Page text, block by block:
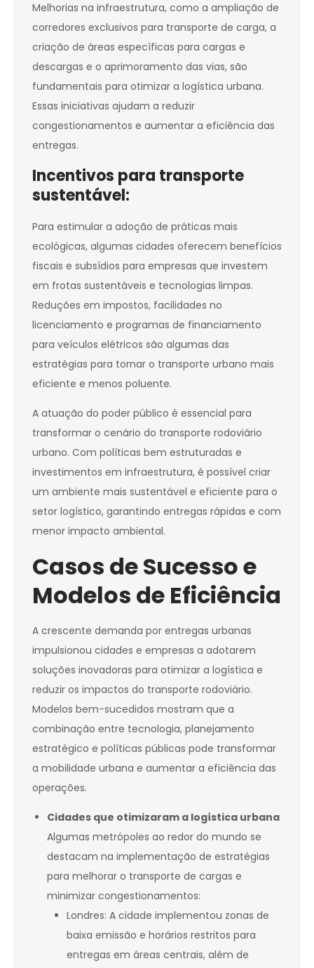
Melhorias na infraestrutura, como a ampliação de
corredores exclusivos para transporte de carga, a
criação de áreas específicas para cargas e
descargas e o aprimoramento das vias, são
fundamentais para otimizar a logística urbana.
Essas iniciativas ajudam a reduzir
congestionamentos e aumentar a eficiência das
entregas.
Incentivos para transporte
sustentável:
Para estimular a adoção de práticas mais
ecológicas, algumas cidades oferecem benefícios
fiscais e subsídios para empresas que investem
em frotas sustentáveis e tecnologias limpas.
Reduções em impostos, facilidades no
licenciamento e programas de financiamento
para veículos elétricos são algumas das
estratégias para tornar o transporte urbano mais
eficiente e menos poluente.
A atuação do poder público é essencial para
transformar o cenário do transporte rodoviário
urbano. Com políticas bem estruturadas e
investimentos em infraestrutura, é possível criar
um ambiente mais sustentável e eficiente para o
setor logístico, garantindo entregas rápidas e com
menor impacto ambiental.
Casos de Sucesso e
Modelos de Eficiência
A crescente demanda por entregas urbanas
impulsionou cidades e empresas a adotarem
soluções inovadoras para otimizar a logística e
reduzir os impactos do transporte rodoviário.
Modelos bem-sucedidos mostram que a
combinação entre tecnologia, planejamento
estratégico e políticas públicas pode transformar
a mobilidade urbana e aumentar a eficiência das
operações.
Cidades que otimizaram a logística urbana
Algumas metrópoles ao redor do mundo se
destacam na implementação de estratégias
para melhorar o transporte de cargas e
minimizar congestionamentos:
Londres: A cidade implementou zonas de
baixa emissão e horários restritos para
entregas em áreas centrais, além de